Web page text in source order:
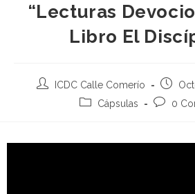
“Lecturas
Libro El
ICDC Calle Comerío
Cápsulas
0